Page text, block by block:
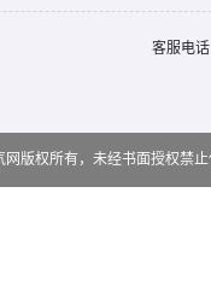
客服电
网版权所有，未经书面授权